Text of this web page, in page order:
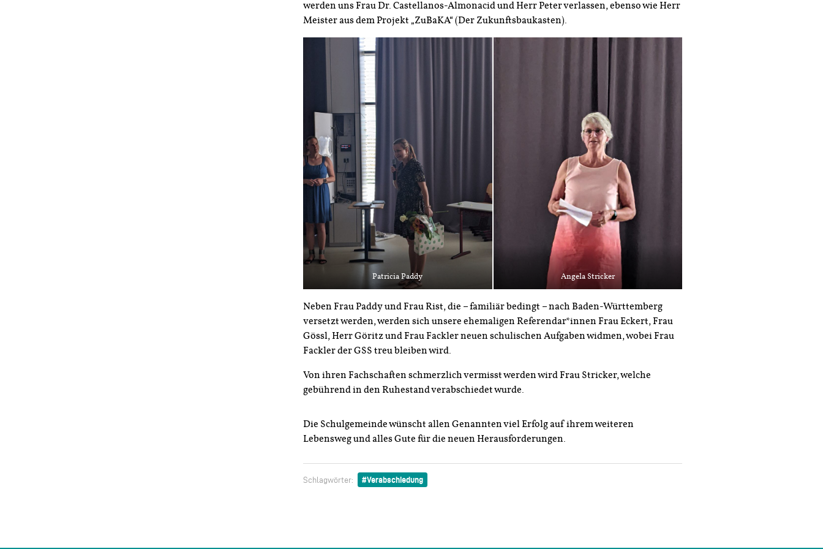
werden uns Frau Dr. Castellanos-Almonacid und Herr Peter verlassen, ebenso wie Herr
Meister aus dem Projekt „ZuBaKA“ (Der Zukunftsbaukasten).
Patricia Paddy Angela Stricker
Neben Frau Paddy und Frau Rist, die – familiär bedingt – nach Baden-Württemberg
versetzt werden, werden sich unsere ehemaligen Referendar*innen Frau Eckert, Frau
Gössl, Herr Göritz und Frau Fackler neuen schulischen Aufgaben widmen, wobei Frau
Fackler der GSS treu bleiben wird.
Von ihren Fachschaften schmerzlich vermisst werden wird Frau Stricker, welche
gebührend in den Ruhestand verabschiedet wurde.
Die Schulgemeinde wünscht allen Genannten viel Erfolg auf ihrem weiteren
Lebensweg und alles Gute für die neuen Herausforderungen.
Schlagwörter: Verabschiedung